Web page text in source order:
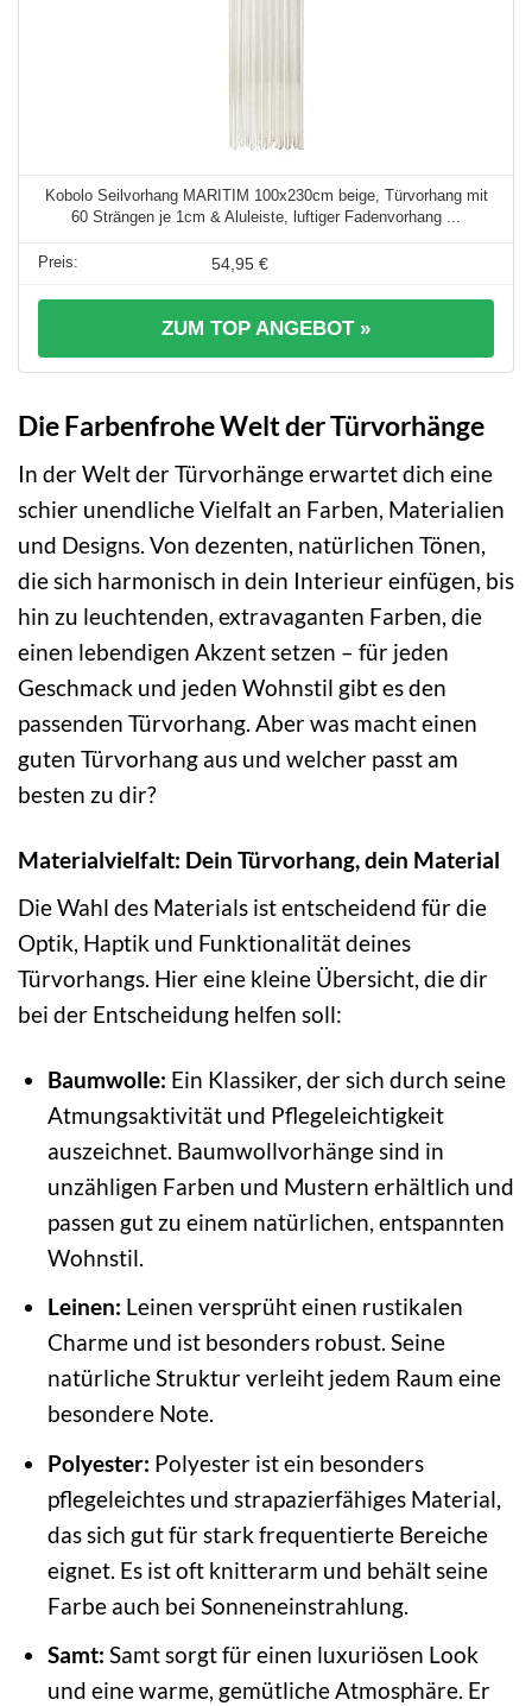
Kobolo Seilvorhang MARITIM 100x230cm beige, Türvorhang mit
60 Strängen je 1cm & Aluleiste, luftiger Fadenvorhang ...
54,95 €
ZUM TOP ANGEBOT »
Die Farbenfrohe Welt der Türvorhänge
In der Welt der Türvorhänge erwartet dich eine
schier unendliche Vielfalt an Farben, Materialien
und Designs. Von dezenten, natürlichen Tönen,
die sich harmonisch in dein Interieur einfügen, bis
hin zu leuchtenden, extravaganten Farben, die
einen lebendigen Akzent setzen – für jeden
Geschmack und jeden Wohnstil gibt es den
passenden Türvorhang. Aber was macht einen
guten Türvorhang aus und welcher passt am
besten zu dir?
Materialvielfalt: Dein Türvorhang, dein Material
Die Wahl des Materials ist entscheidend für die
Optik, Haptik und Funktionalität deines
Türvorhangs. Hier eine kleine Übersicht, die dir
bei der Entscheidung helfen soll:
Baumwolle: Ein Klassiker, der sich durch seine
Atmungsaktivität und Pflegeleichtigkeit
auszeichnet. Baumwollvorhänge sind in
unzähligen Farben und Mustern erhältlich und
passen gut zu einem natürlichen, entspannten
Wohnstil.
Leinen: Leinen versprüht einen rustikalen
Charme und ist besonders robust. Seine
natürliche Struktur verleiht jedem Raum eine
besondere Note.
Polyester: Polyester ist ein besonders
pflegeleichtes und strapazierfähiges Material,
das sich gut für stark frequentierte Bereiche
eignet. Es ist oft knitterarm und behält seine
Farbe auch bei Sonneneinstrahlung.
Samt: Samt sorgt für einen luxuriösen Look
und eine warme, gemütliche Atmosphäre. Er